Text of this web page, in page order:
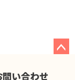
問い合わせ